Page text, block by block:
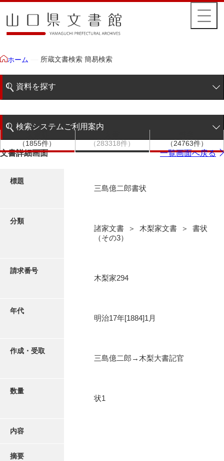
ホーム 所蔵文書検索 簡易検索
資料を探す
階層検索
写真・絵はがき
検索システムご利用案内
検索システムの利用について
（1855件）
（283318件）
（24763件）
文書詳細画面 一覧画面へ戻る
標題
三島億二郎書状
分類
諸家文書 ＞ 木梨家文書 ＞ 書状
（その3）
請求番号
木梨家294
年代
明治17年[1884]1月
作成・受取
三島億二郎→木梨大書記官
数量
状1
内容
摘要